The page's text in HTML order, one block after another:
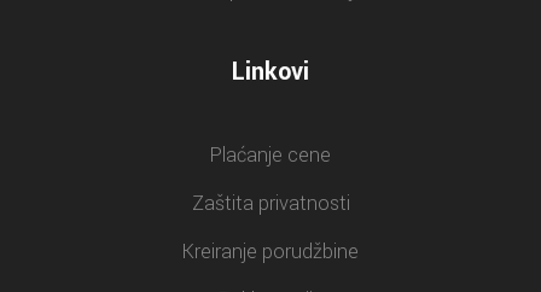
Linkovi
Plaćanje cene
Zaštita privatnosti
Kreiranje porudžbine